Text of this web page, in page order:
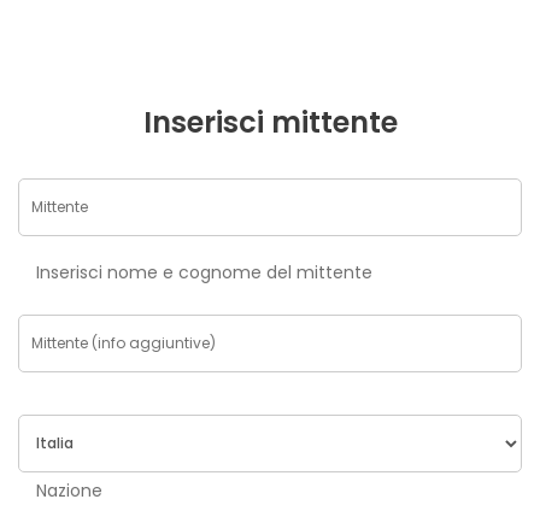
Inserisci mittente
Inserisci nome e cognome del mittente
Nazione